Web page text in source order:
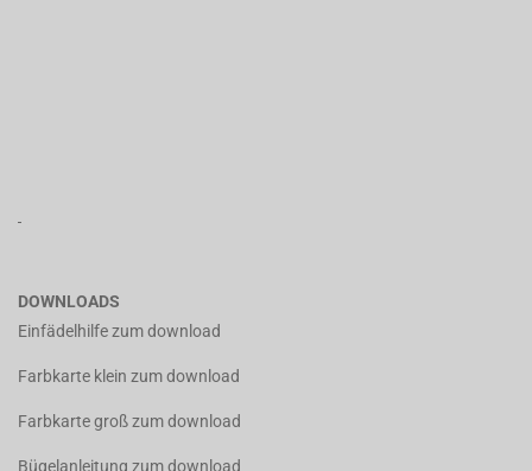
DOWNLOADS
Einfädelhilfe zum download
Farbkarte klein zum download
Farbkarte groß zum download
Bügelanleitung zum download